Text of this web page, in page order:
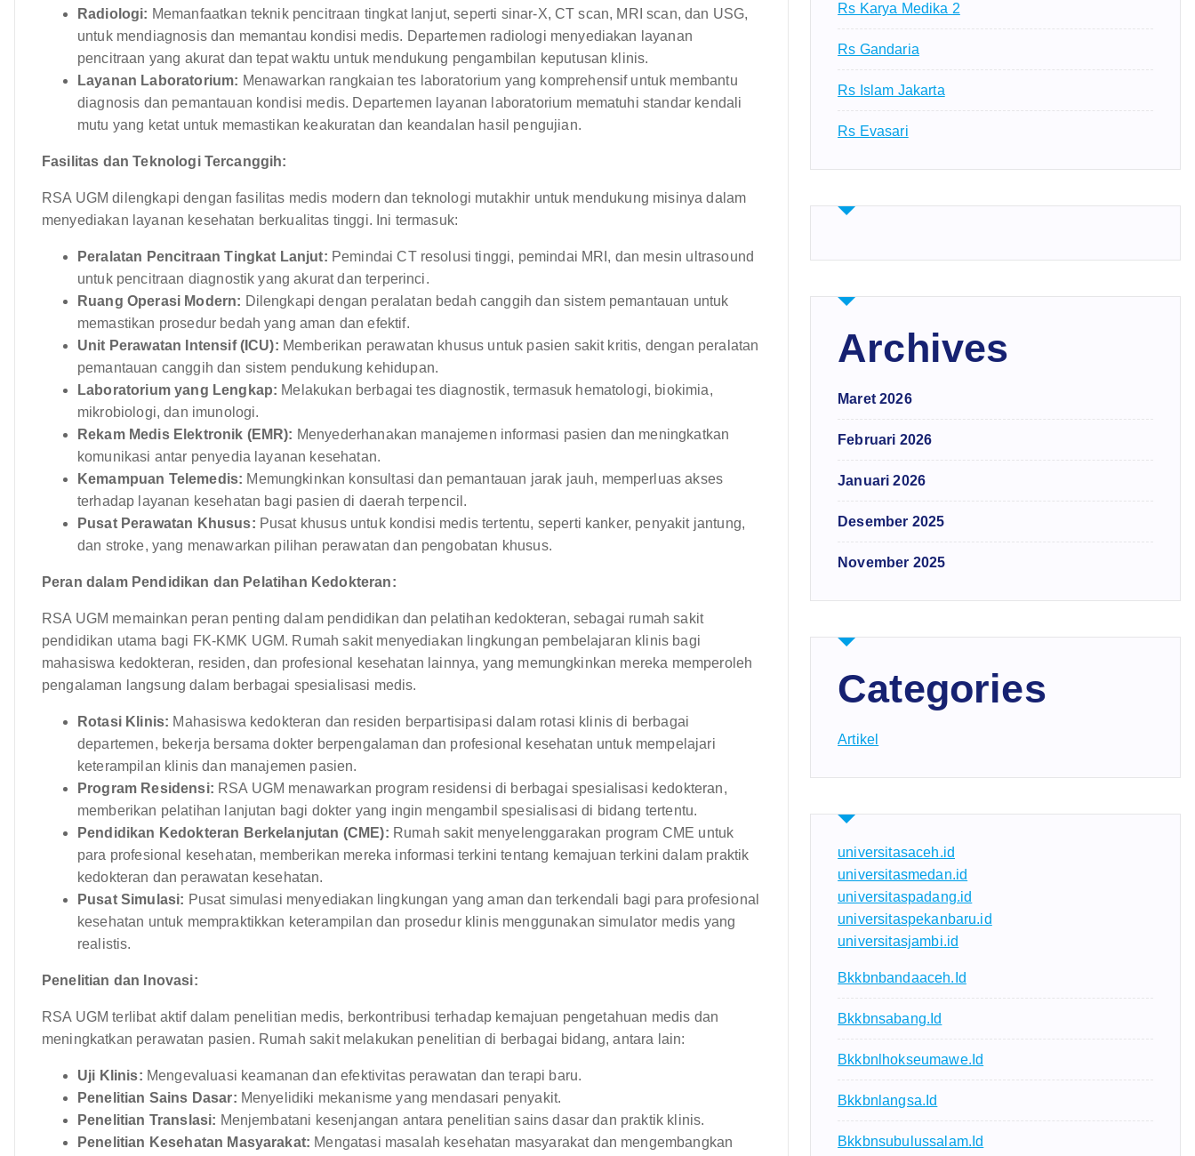
Radiologi: Memanfaatkan teknik pencitraan tingkat lanjut, seperti sinar-X, CT scan, MRI scan, dan USG,
untuk mendiagnosis dan memantau kondisi medis. Departemen radiologi menyediakan layanan
pencitraan yang akurat dan tepat waktu untuk mendukung pengambilan keputusan klinis.
Layanan Laboratorium: Menawarkan rangkaian tes laboratorium yang komprehensif untuk membantu
diagnosis dan pemantauan kondisi medis. Departemen layanan laboratorium mematuhi standar kendali
mutu yang ketat untuk memastikan keakuratan dan keandalan hasil pengujian.
Fasilitas dan Teknologi Tercanggih:
RSA UGM dilengkapi dengan fasilitas medis modern dan teknologi mutakhir untuk mendukung misinya dalam
menyediakan layanan kesehatan berkualitas tinggi. Ini termasuk:
Peralatan Pencitraan Tingkat Lanjut: Pemindai CT resolusi tinggi, pemindai MRI, dan mesin ultrasound
untuk pencitraan diagnostik yang akurat dan terperinci.
Ruang Operasi Modern: Dilengkapi dengan peralatan bedah canggih dan sistem pemantauan untuk
memastikan prosedur bedah yang aman dan efektif.
Unit Perawatan Intensif (ICU): Memberikan perawatan khusus untuk pasien sakit kritis, dengan peralatan
pemantauan canggih dan sistem pendukung kehidupan.
Laboratorium yang Lengkap: Melakukan berbagai tes diagnostik, termasuk hematologi, biokimia,
mikrobiologi, dan imunologi.
Rekam Medis Elektronik (EMR): Menyederhanakan manajemen informasi pasien dan meningkatkan
komunikasi antar penyedia layanan kesehatan.
Kemampuan Telemedis: Memungkinkan konsultasi dan pemantauan jarak jauh, memperluas akses
terhadap layanan kesehatan bagi pasien di daerah terpencil.
Pusat Perawatan Khusus: Pusat khusus untuk kondisi medis tertentu, seperti kanker, penyakit jantung,
dan stroke, yang menawarkan pilihan perawatan dan pengobatan khusus.
Peran dalam Pendidikan dan Pelatihan Kedokteran:
RSA UGM memainkan peran penting dalam pendidikan dan pelatihan kedokteran, sebagai rumah sakit
pendidikan utama bagi FK-KMK UGM. Rumah sakit menyediakan lingkungan pembelajaran klinis bagi
mahasiswa kedokteran, residen, dan profesional kesehatan lainnya, yang memungkinkan mereka memperoleh
pengalaman langsung dalam berbagai spesialisasi medis.
Rotasi Klinis: Mahasiswa kedokteran dan residen berpartisipasi dalam rotasi klinis di berbagai
departemen, bekerja bersama dokter berpengalaman dan profesional kesehatan untuk mempelajari
keterampilan klinis dan manajemen pasien.
Program Residensi: RSA UGM menawarkan program residensi di berbagai spesialisasi kedokteran,
memberikan pelatihan lanjutan bagi dokter yang ingin mengambil spesialisasi di bidang tertentu.
Pendidikan Kedokteran Berkelanjutan (CME): Rumah sakit menyelenggarakan program CME untuk
para profesional kesehatan, memberikan mereka informasi terkini tentang kemajuan terkini dalam praktik
kedokteran dan perawatan kesehatan.
Pusat Simulasi: Pusat simulasi menyediakan lingkungan yang aman dan terkendali bagi para profesional
kesehatan untuk mempraktikkan keterampilan dan prosedur klinis menggunakan simulator medis yang
realistis.
Penelitian dan Inovasi:
RSA UGM terlibat aktif dalam penelitian medis, berkontribusi terhadap kemajuan pengetahuan medis dan
meningkatkan perawatan pasien. Rumah sakit melakukan penelitian di berbagai bidang, antara lain:
Uji Klinis: Mengevaluasi keamanan dan efektivitas perawatan dan terapi baru.
Penelitian Sains Dasar: Menyelidiki mekanisme yang mendasari penyakit.
Penelitian Translasi: Menjembatani kesenjangan antara penelitian sains dasar dan praktik klinis.
Penelitian Kesehatan Masyarakat: Mengatasi masalah kesehatan masyarakat dan mengembangkan
Rs Karya Medika 2
Rs Gandaria
Rs Islam Jakarta
Rs Evasari
Archives
Maret 2026
Februari 2026
Januari 2026
Desember 2025
November 2025
Categories
Artikel
universitasaceh.id
universitasmedan.id
universitaspadang.id
universitaspekanbaru.id
universitasjambi.id
Bkkbnbandaaceh.id
Bkkbnsabang.id
Bkkbnlhokseumawe.id
Bkkbnlangsa.id
Bkkbnsubulussalam.id